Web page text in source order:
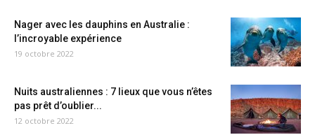
Nager avec les dauphins en Australie :
l’incroyable expérience
19 octobre 2022
Nuits australiennes : 7 lieux que vous n’êtes
pas prêt d’oublier...
12 octobre 2022